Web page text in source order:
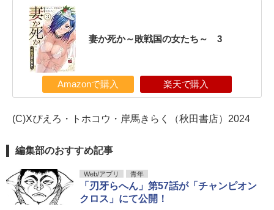
妻か死か～敗戦国の女たち～ 3
Amazonで購入 楽天で購入
(C)Xぴえろ・トホコウ・岸馬きらく（秋田書店）2024
編集部のおすすめ記事
Web/アプリ 青年
「刃牙らへん」第57話が「チャンピオン
クロス」にて公開！